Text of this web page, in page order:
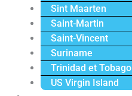
Sint Maarten
Saint-Martin
Saint-Vincent
Suriname
Trinidad et Tobago
US Virgin Island